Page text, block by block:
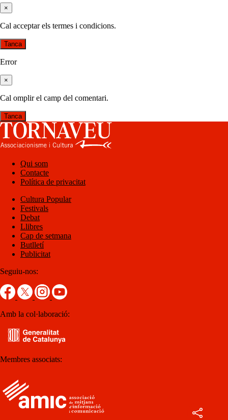
×
Cal acceptar els termes i condicions.
Tanca
Error
×
Cal omplir el camp del comentari.
Tanca
Qui som
Contacte
Política de privacitat
Cultura Popular
Festivals
Debat
Llibres
Cap de setmana
Butlletí
Publicitat
Seguiu-nos:
Amb la col·laboració:
Membres associats: